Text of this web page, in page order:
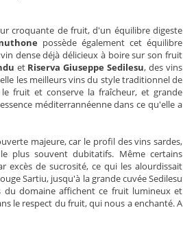
croquante de fruit, d'un équilibre digeste
possède également cet équilibre
dense déjà délicieux à boire sur son fruit
et Riserva Giuseppe Sedilesu, des vins
les meilleurs vins du style traditionnel de
fruit et conserve la fraîcheur, et grande
méditerrannéenne dans ce qu'elle a
majeure, car le profil des vins sardes,
plus souvent dubitatifs. Même certains
excès de sucrosité, ce qui les alourdissait
Sartiu, jusqu'à la grande cuvée Sedilesu
du domaine affichent ce fruit lumineux et
le respect du fruit, qui nous a enchanté. A